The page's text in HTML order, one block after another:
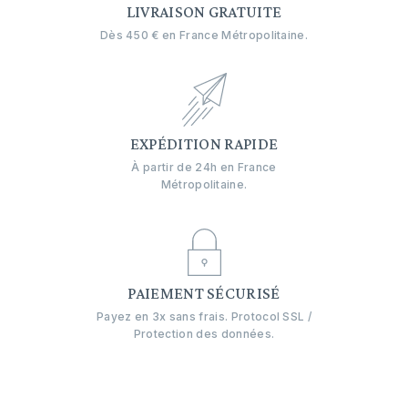
LIVRAISON GRATUITE
Dès 450 € en France Métropolitaine.
EXPÉDITION RAPIDE
À partir de 24h en France
Métropolitaine.
PAIEMENT SÉCURISÉ
Payez en 3x sans frais. Protocol SSL /
Protection des données.